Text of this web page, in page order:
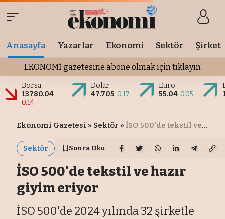
Anasayfa Yazarlar Ekonomi Sektör Şirket
EKONOMİ gazetesine abone olmak için tıklayın
Borsa
13780.04 -
0.14
Dolar
47.705 0.17
Euro
55.04 0.05
Ekonomi Gazetesi » Sektör »İSO 500'de tekstil ve hazır giyim eriyor
Sektör Sonra Oku
İSO 500'de tekstil ve hazır
giyim eriyor
İSO 500'de 2024 yılında 32 şirketle